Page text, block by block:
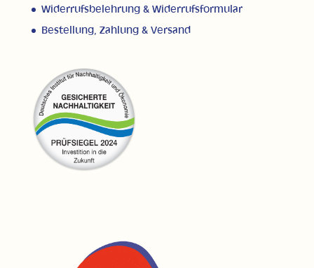
Widerrufsbelehrung & Widerrufsformular
Bestellung, Zahlung & Versand